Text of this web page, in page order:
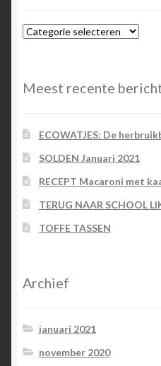
Blog-
Meest recente
ECOWATJES: De
SOLDEN Januari 2021
RECEPT Macaroni met
TERUG NAAR SCHOOL
TOFFE TASSEN
Archief
januari 2021
november 2020